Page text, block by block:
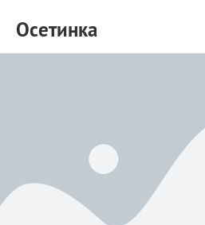
Осетинка